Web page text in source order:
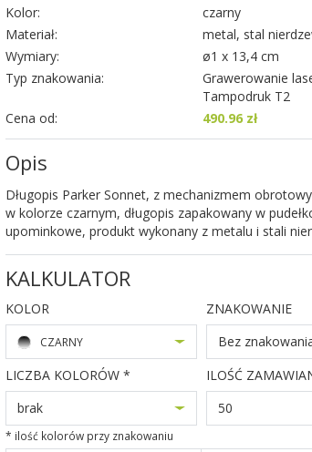
Kolor:
czarny
Materiał:
metal, stal
Wymiary:
ø1 x 13,4 cm
Typ znakowania:
Grawerowanie
Tampodruk T2
Cena od:
490.96 zł
Opis
Długopis Parker Sonnet, z mechanizmem
w kolorze czarnym, długopis zapakowany w
upominkowe, produkt wykonany z metalu i stali
KALKULATOR
KOLOR
CZARNY
ZNAKOWANIE
Bez
LICZBA KOLORÓW *
brak
* ilość kolorów przy znakowaniu
ILOŚĆ
50